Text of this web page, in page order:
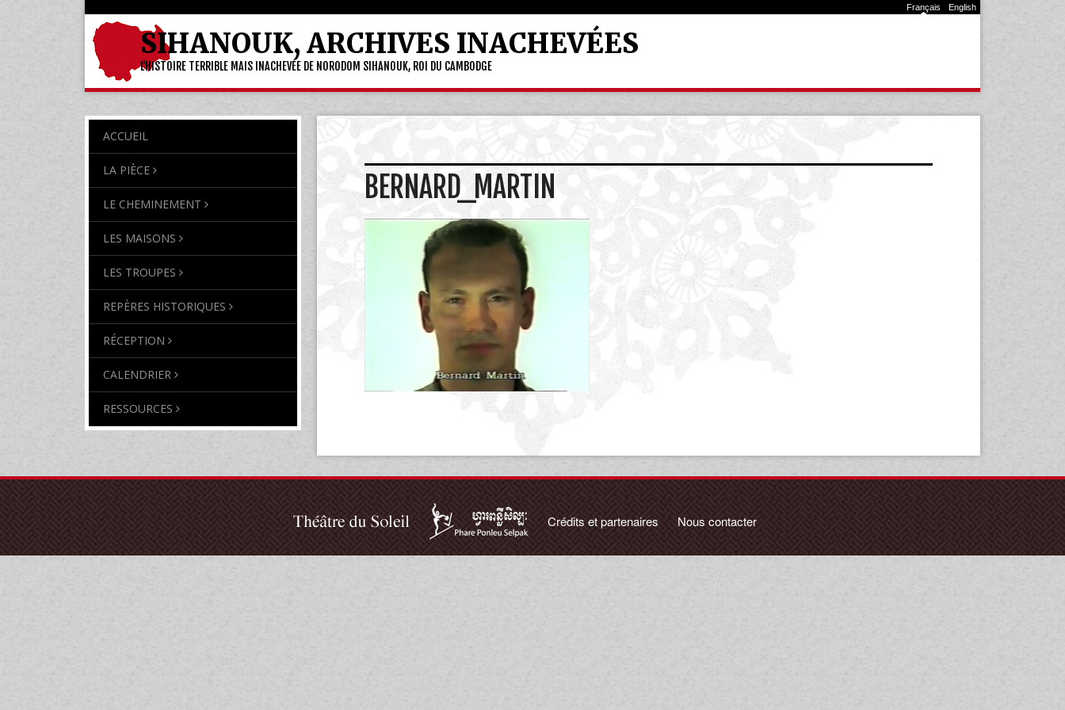
Français English
SIHANOUK, ARCHIVES INACHEVÉES
L'HISTOIRE TERRIBLE MAIS INACHEVÉE DE NORODOM SIHANOUK, ROI DU CAMBODGE
ACCUEIL
LA PIÈCE
LE CHEMINEMENT
LES MAISONS
LES TROUPES
REPÈRES HISTORIQUES
RÉCEPTION
CALENDRIER
RESSOURCES
BERNARD_MARTIN
Crédits et partenaires Nous contacter